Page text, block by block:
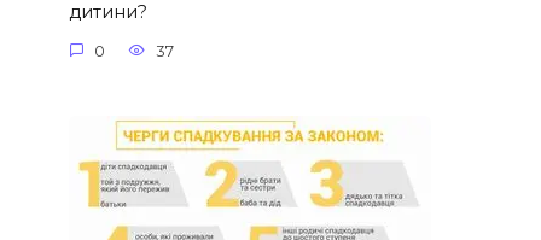
дитини?
0 37